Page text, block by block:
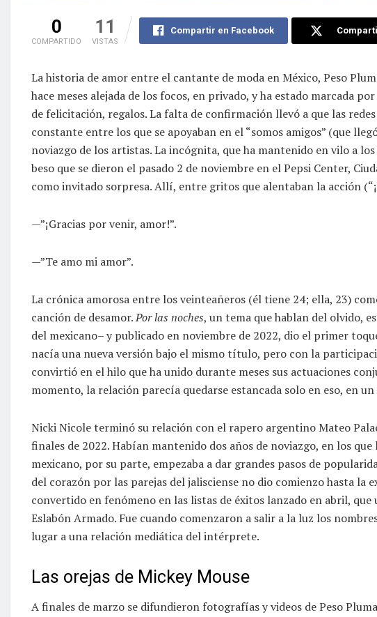
0
COMPARTIDO
11
VISTAS
Compartir en Facebook
La historia de amor entre el cantante de moda en México, Peso
hace meses alejada de los focos, en privado, y ha estado marcada
de felicitación, regalos. La falta de confirmación llevó a que las
constante entre los que se apoyaban en el “somos amigos” (que
noviazgo de los artistas. La incógnita, que ha mantenido en vilo a
beso que se dieron el pasado 2 de noviembre en el Pepsi Center,
como invitado sorpresa. Allí, entre gritos que alentaban la acción
—”¡Gracias por venir, amor!”.
—”Te amo mi amor”.
La crónica amorosa entre los veinteañeros (él tiene 24; ella, 23)
canción de desamor.Por las noches, un tema que hablan del olvido,
del mexicano– y publicado en noviembre de 2022, dio el primer
nacía una nueva versión bajo el mismo título, pero con la
convirtió en el hilo que ha unido durante meses sus actuaciones
momento, la relación parecía quedarse estancada solo en eso, en
Nicki Nicole terminó su relación con el rapero argentino Mateo
finales de 2022. Habían mantenido dos años de noviazgo, en los
mexicano, por su parte, empezaba a dar grandes pasos de
del corazón por las parejas del jalisciense no dio comienzo hasta la
convertido en fenómeno en las listas de éxitos lanzado en abril,
Eslabón Armado. Fue cuando comenzaron a salir a la luz los
lugar a una relación mediática del intérprete.
Las orejas de Mickey Mouse
A finales de marzo se difundieron fotografías y videos de Peso